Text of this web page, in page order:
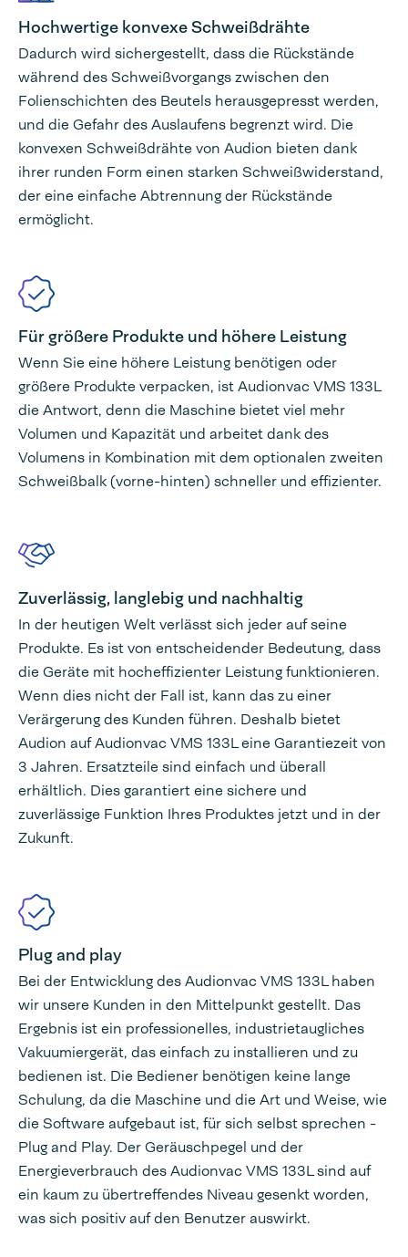
Hochwertige konvexe Schweißdrähte
Dadurch wird sichergestellt, dass die Rückstände
während des Schweißvorgangs zwischen den
Folienschichten des Beutels herausgepresst werden,
und die Gefahr des Auslaufens begrenzt wird. Die
konvexen Schweißdrähte von Audion bieten dank
ihrer runden Form einen starken Schweißwiderstand,
der eine einfache Abtrennung der Rückstände
ermöglicht.
Für größere Produkte und höhere Leistung
Wenn Sie eine höhere Leistung benötigen oder
größere Produkte verpacken, ist Audionvac VMS 133L
die Antwort, denn die Maschine bietet viel mehr
Volumen und Kapazität und arbeitet dank des
Volumens in Kombination mit dem optionalen zweiten
Schweißbalk (vorne-hinten) schneller und effizienter.
Zuverlässig, langlebig und nachhaltig
In der heutigen Welt verlässt sich jeder auf seine
Produkte. Es ist von entscheidender Bedeutung, dass
die Geräte mit hocheffizienter Leistung funktionieren.
Wenn dies nicht der Fall ist, kann das zu einer
Verärgerung des Kunden führen. Deshalb bietet
Audion auf Audionvac VMS 133L eine Garantiezeit von
3 Jahren. Ersatzteile sind einfach und überall
erhältlich. Dies garantiert eine sichere und
zuverlässige Funktion Ihres Produktes jetzt und in der
Zukunft.
Plug and play
Bei der Entwicklung des Audionvac VMS 133L haben
wir unsere Kunden in den Mittelpunkt gestellt. Das
Ergebnis ist ein professionelles, industrietaugliches
Vakuumiergerät, das einfach zu installieren und zu
bedienen ist. Die Bediener benötigen keine lange
Schulung, da die Maschine und die Art und Weise, wie
die Software aufgebaut ist, für sich selbst sprechen -
Plug and Play. Der Geräuschpegel und der
Energieverbrauch des Audionvac VMS 133L sind auf
ein kaum zu übertreffendes Niveau gesenkt worden,
was sich positiv auf den Benutzer auswirkt.